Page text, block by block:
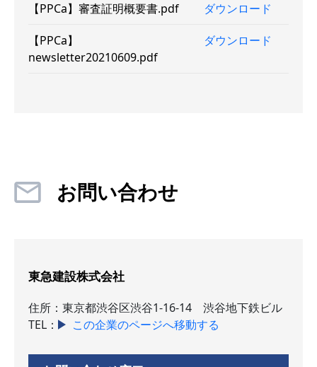
【PPCa】審査証明概要書.pdf ダウンロード
【PPCa】
newsletter20210609.pdf
ダウンロード
お問い合わせ
東急建設株式会社
住所：東京都渋谷区渋谷1-16-14 渋谷地下鉄ビル
TEL：
この企業のページへ移動する